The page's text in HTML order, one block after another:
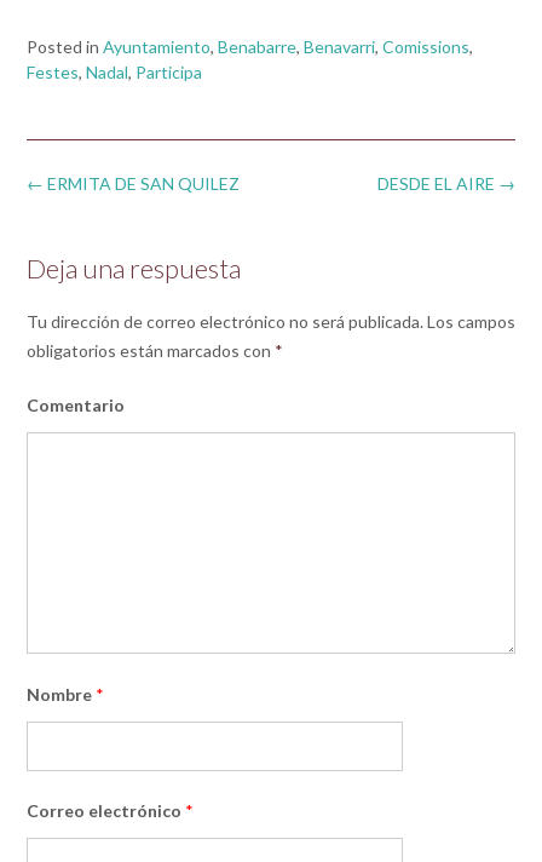
Posted in Ayuntamiento, Benabarre, Benavarri, Comissions,
Festes, Nadal, Participa
Post
DESDE EL AIRE →
← ERMITA DE SAN QUILEZ
Deja una respuesta
Tu dirección de correo electrónico no será publicada. Los campos
obligatorios están marcados con *
Comentario
Nombre *
Correo electrónico *